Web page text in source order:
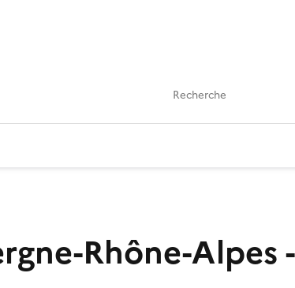
Rhône-Alpes -